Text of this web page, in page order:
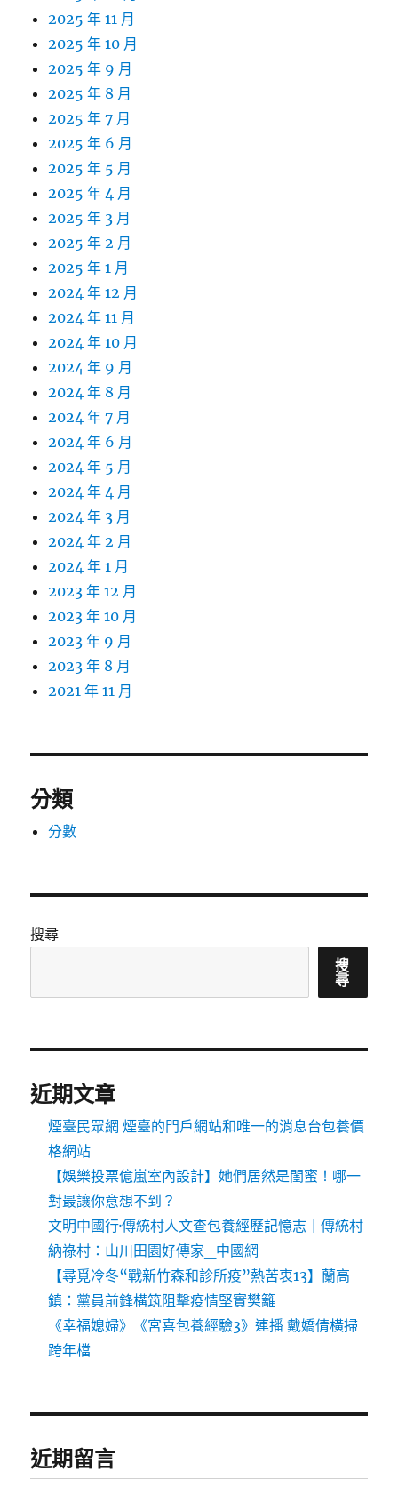
2025 年 11 月
2025 年 10 月
2025 年 9 月
2025 年 8 月
2025 年 7 月
2025 年 6 月
2025 年 5 月
2025 年 4 月
2025 年 3 月
2025 年 2 月
2025 年 1 月
2024 年 12 月
2024 年 11 月
2024 年 10 月
2024 年 9 月
2024 年 8 月
2024 年 7 月
2024 年 6 月
2024 年 5 月
2024 年 4 月
2024 年 3 月
2024 年 2 月
2024 年 1 月
2023 年 12 月
2023 年 10 月
2023 年 9 月
2023 年 8 月
2021 年 11 月
分類
分數
搜尋
搜
尋
近期文章
煙臺民眾網 煙臺的門戶網站和唯一的消息台包養價
格網站
【娛樂投票億嵐室內設計】她們居然是閨蜜！哪一
對最讓你意想不到？
文明中國行·傳統村人文查包養經歷記憶志｜傳統村
納祿村：山川田園好傳家_中國網
【尋覓冷冬“戰新竹森和診所疫”熱苦衷13】蘭高
鎮：黨員前鋒構筑阻擊疫情堅實樊籬
《幸福媳婦》《宮喜包養經驗3》連播 戴嬌倩橫掃
跨年檔
近期留言